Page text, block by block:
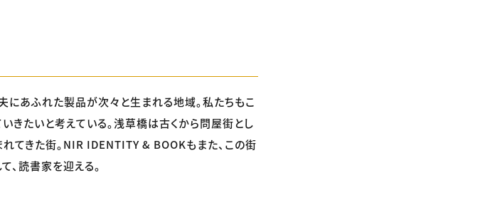
にあふれた製品が次々と生まれる地域。私たちもこ
きたいと考えている。浅草橋は古くから問屋街とし
てきた街。NIR IDENTITY & BOOKもまた、この街
、読書家を迎える。